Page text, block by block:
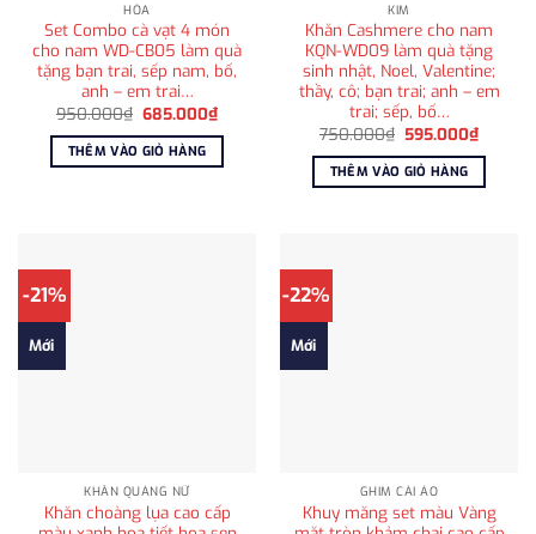
HỎA
Set Combo cà vạt 4 món
cho nam WD-CB05 làm quà
tặng bạn trai, sếp nam, bố,
anh – em trai…
950.000₫ Giá
là:
950.000₫.
685.000₫Giá
hiện
tại
685.000₫.
THÊM VÀO GIỎ HÀNG
KIM
Khăn Cashmere cho nam
KQN-WD09 làm quà tặng
sinh nhật, Noel, Valentine;
thầy, cô; bạn trai; anh – em
trai; sếp, bố…
750.000₫ Giá
là:
750.000₫.
595.000₫Giá
hiện
tại
THÊM VÀO GIỎ HÀNG
-21%
Mới
KHĂN QUÀNG NỮ
Khăn choàng lụa cao cấp
-22%
Mới
GHIM CÀI ÁO
Khuy măng set màu Vàng